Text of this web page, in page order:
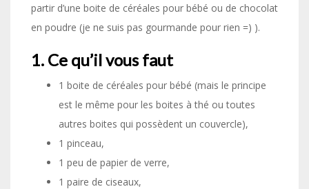
partir d’une boite de céréales pour bébé ou de chocolat
en poudre (je ne suis pas gourmande pour rien =) ).
1. Ce qu’il vous faut
1 boite de céréales pour bébé (mais le principe
est le même pour les boites à thé ou toutes
autres boites qui possèdent un couvercle),
1 pinceau,
1 peu de papier de verre,
1 paire de ciseaux,